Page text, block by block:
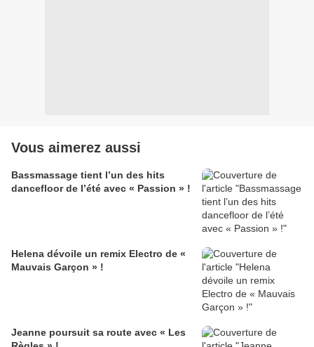
Vous aimerez aussi
Bassmassage tient l’un des hits
dancefloor de l’été avec « Passion » !
Helena dévoile un remix Electro de «
Mauvais Garçon » !
Jeanne poursuit sa route avec « Les